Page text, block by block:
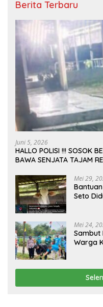
Berita Terbaru
Juni 5, 2026
HALLO POLISI !!! SOSOK
BAWA SENJATA TAJAM
Mei 29,
Seto
Mei 24,
Sambut
Warga